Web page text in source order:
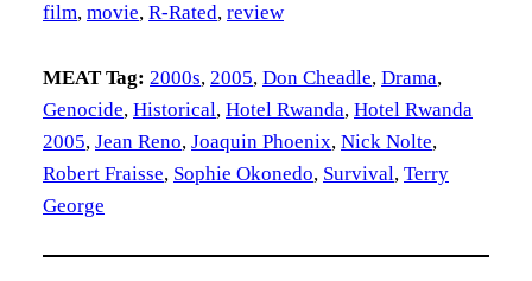
film, movie, R-Rated, review
MEAT Tag: 2000s, 2005, Don Cheadle, Drama
Genocide, Historical, Hotel Rwanda, Hotel Rwanda
2005, Jean Reno, Joaquin Phoenix, Nick Nolte
Robert Fraisse, Sophie Okonedo, Survival, Terry
George